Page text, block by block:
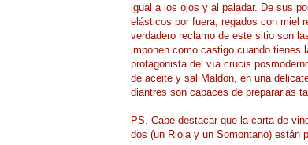
igual a los ojos y al paladar. De sus
elásticos por fuera, regados con miel
verdadero reclamo de este sitio son
imponen como castigo cuando tienes
protagonista del vía crucis
de aceite y sal Maldon, en una
diantres son capaces de prepararlas
PS. Cabe destacar que la carta de
dos (un Rioja y un Somontano) están